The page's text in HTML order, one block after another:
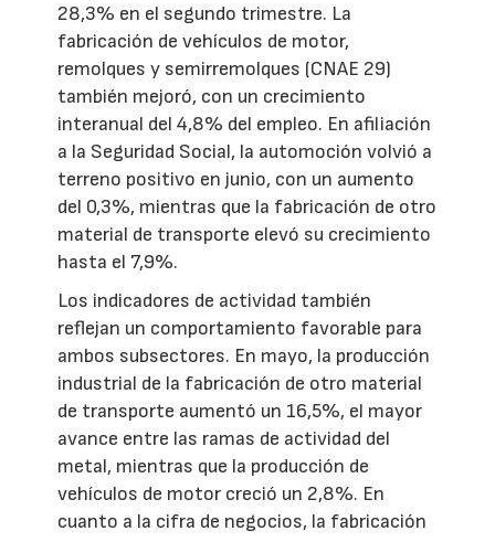
28,3% en el segundo trimestre. La
fabricación de vehículos de motor,
remolques y semirremolques (CNAE 29)
también mejoró, con un crecimiento
interanual del 4,8% del empleo. En afiliación
a la Seguridad Social, la automoción volvió a
terreno positivo en junio, con un aumento
del 0,3%, mientras que la fabricación de otro
material de transporte elevó su crecimiento
hasta el 7,9%.
Los indicadores de actividad también
reflejan un comportamiento favorable para
ambos subsectores. En mayo, la producción
industrial de la fabricación de otro material
de transporte aumentó un 16,5%, el mayor
avance entre las ramas de actividad del
metal, mientras que la producción de
vehículos de motor creció un 2,8%. En
cuanto a la cifra de negocios, la fabricación